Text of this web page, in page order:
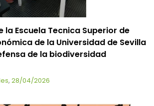
la Escuela Tecnica Superior de
de la Universidad de Sevilla
de la biodiversidad
, 28/04/2026